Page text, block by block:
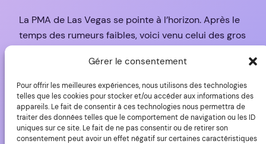
Gérer le consentement
Pour offrir les meilleures expériences, nous utilisons des technologies
telles que les cookies pour stocker et/ou accéder aux informations des
appareils. Le fait de consentir à ces technologies nous permettra de
traiter des données telles que le comportement de navigation ou les ID
uniques sur ce site. Le fait de ne pas consentir ou de retirer son
consentement peut avoir un effet négatif sur certaines caractéristiques
La PMA de Las Vegas se pointe à l’horizon. Après le
temps des rumeurs faibles, voici venu celui des gros
réelles. Nikon passe son temps à répéter à qui veut
l’entendre que 2010 sera une grosse année qui va
déménager. Je comprends que cela annonce au
moins…
4 février 2010